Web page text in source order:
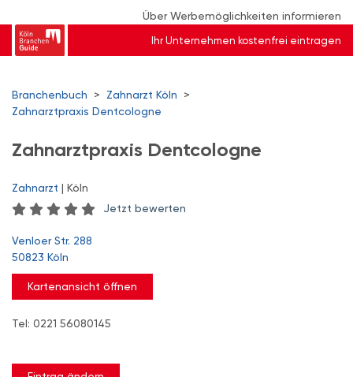
Über Werbemöglichkeiten informieren
Ihr Unternehmen kostenfrei eintragen
Branchenbuch > Zahnarzt Köln
>
Zahnarztpraxis Dentcologne
Zahnarztpraxis Dentcologne
Zahnarzt | Köln
Jetzt bewerten
Venloer Str. 288
50823 Köln
Kartenansicht öffnen
Tel: 0221 56080145